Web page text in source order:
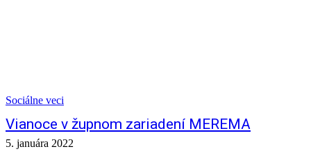
Sociálne veci
Vianoce v župnom zariadení MEREMA
5. januára 2022